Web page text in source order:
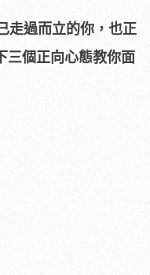
走過而立的你，也正
三個正向心態教你面